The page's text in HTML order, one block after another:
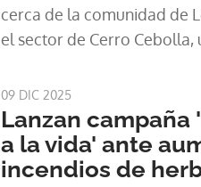
cerca de la comunidad de
el sector de Cerro Cebolla,
corre
09 DIC 2025
Lanzan campaña
a la vida' ante
incendios de